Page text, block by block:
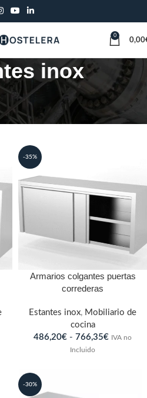
0
0,00
inox
Acero Inoxidable
-35%
Armarios colgantes puertas
correderas
Estantes inox, Mobiliario de
cocina
486,20€ - 766,35€ IVA no
Incluido
-30%